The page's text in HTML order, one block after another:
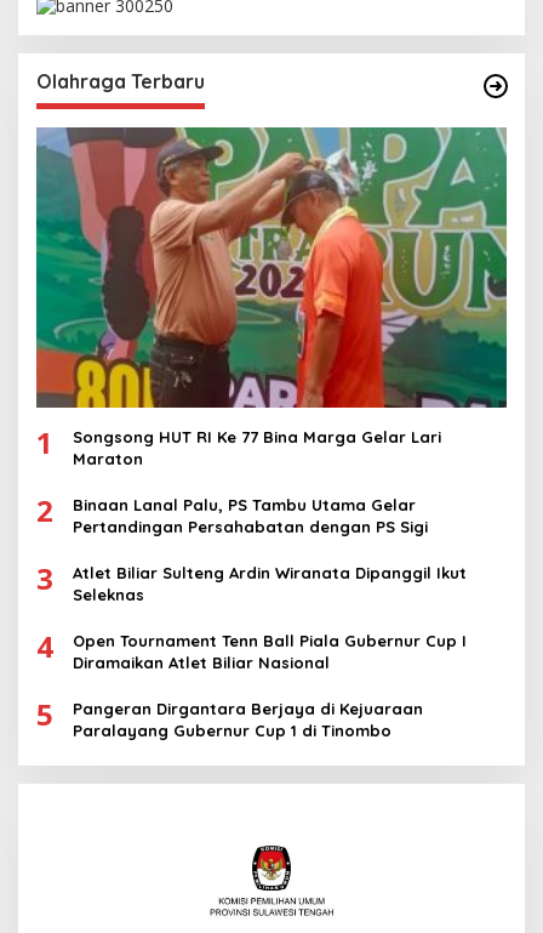
Olahraga Terbaru
1
Songsong HUT RI Ke 77 Bina Marga Gelar Lari
Maraton
2
Binaan Lanal Palu, PS Tambu Utama Gelar
Pertandingan Persahabatan dengan PS Sigi
3
Atlet Biliar Sulteng Ardin Wiranata Dipanggil Ikut
Seleknas
4
Open Tournament Tenn Ball Piala Gubernur Cup I
Diramaikan Atlet Biliar Nasional
5
Pangeran Dirgantara Berjaya di Kejuaraan
Paralayang Gubernur Cup 1 di Tinombo